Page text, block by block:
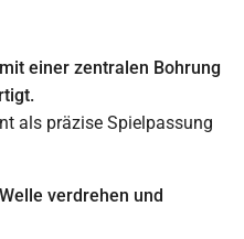
einer zentralen Bohrung
als präzise Spielpassung
verdrehen und